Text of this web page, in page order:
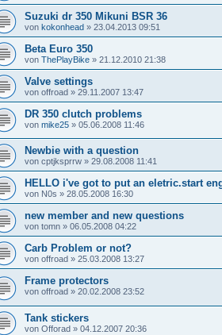
Suzuki dr 350 Mikuni BSR 36
von kokonhead » 23.04.2013 09:51
Beta Euro 350
von ThePlayBike » 21.12.2010 21:38
Valve settings
von offroad » 29.11.2007 13:47
DR 350 clutch problems
von mike25 » 05.06.2008 11:46
Newbie with a question
von cptjksprrw » 29.08.2008 11:41
HELLO i've got to put an eletric.start
von N0s » 28.05.2008 16:30
new member and new questions
von tomn » 06.05.2008 04:22
Carb Problem or not?
von offroad » 25.03.2008 13:27
Frame protectors
von offroad » 20.02.2008 23:52
Tank stickers
von Offorad » 04.12.2007 20:36